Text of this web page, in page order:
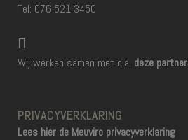
Tel: 076 521 3450
Wij werken samen met o.a. deze
PRIVACYVERKLARING
Lees hier de Meuviro privacyverklaring